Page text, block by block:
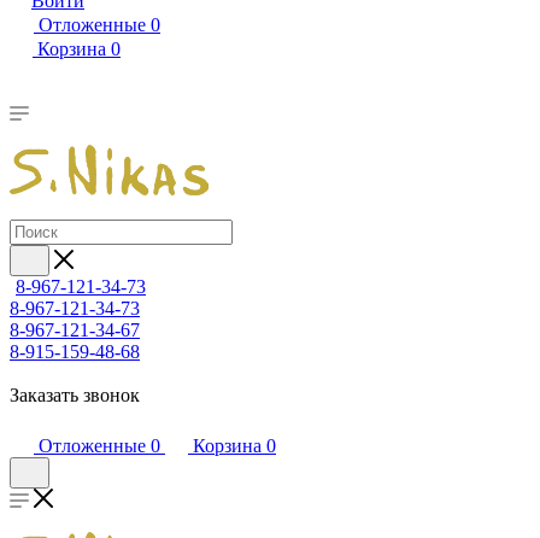
Отложенные 0
Корзина 0
8-967-121-34-73
8-967-121-34-73
8-967-121-34-67
8-915-159-48-68
Заказать звонок
Отложенные 0 Корзина 0